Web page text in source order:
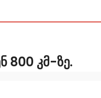
800 ᲙᲛ-ᲖᲔ.